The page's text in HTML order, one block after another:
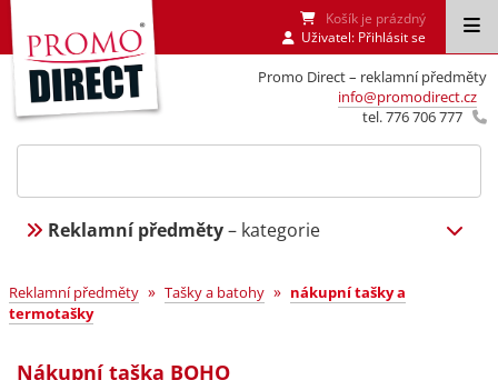
Promo Direct – reklamní předměty
info@promodirect.cz
tel. 776 706 777
Košík je prázdný
Uživatel: Přihlásit se
Reklamní předměty– kategorie
Reklamní předměty » Tašky a batohy » nákupní tašky a
termotašky
Nákupní taška BOHO